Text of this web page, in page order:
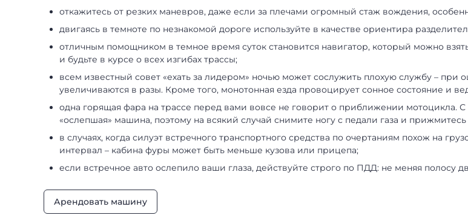
откажитесь от резких маневров, даже если за плечами огромный стаж вождения,
двигаясь в темноте по незнакомой дороге используйте в качестве ориентира
отличным помощником в темное время суток становится навигатор, который можно
и будьте в курсе о всех изгибах трассы;
всем известный совет «ехать за лидером» ночью может сослужить плохую службу –
увеличиваются в разы. Кроме того, монотонная езда провоцирует сонное состояние и
одна горящая фара на трассе перед вами вовсе не говорит о приближении мотоцикла.
«ослепшая» машина, поэтому на всякий случай снимите ногу с педали газа и
в случаях, когда силуэт встречного транспортного средства по очертаниям похож на
интервал – кабина фуры может быть меньше кузова или прицепа;
если встречное авто ослепило ваши глаза, действуйте строго по ПДД: не меняя полосу
Арендовать машину